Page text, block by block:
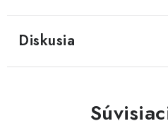
Diskusia